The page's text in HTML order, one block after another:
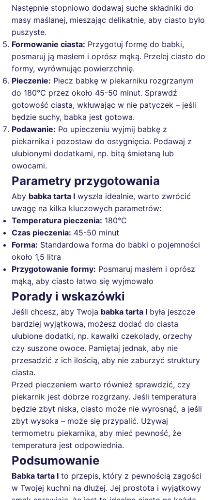
Następnie stopniowo dodawaj suche składniki do
masy maślanej, mieszając delikatnie, aby ciasto było
puszyste.
Formowanie ciasta: Przygotuj formę do babki,
posmaruj ją masłem i oprósz mąką. Przelej ciasto do
formy, wyrównując powierzchnię.
Pieczenie: Piecz babkę w piekarniku rozgrzanym
do 180°C przez około 45-50 minut. Sprawdź
gotowość ciasta, wkłuwając w nie patyczek – jeśli
będzie suchy, babka jest gotowa.
Podawanie: Po upieczeniu wyjmij babkę z
piekarnika i pozostaw do ostygnięcia. Podawaj z
ulubionymi dodatkami, np. bitą śmietaną lub
owocami.
Parametry przygotowania
Aby babka tarta I wyszła idealnie, warto zwrócić
uwagę na kilka kluczowych parametrów:
Temperatura pieczenia: 180°C
Czas pieczenia: 45-50 minut
Forma: Standardowa forma do babki o pojemności
około 1,5 litra
Przygotowanie formy: Posmaruj masłem i oprósz
mąką, aby ciasto łatwo się wyjmowało
Porady i wskazówki
Jeśli chcesz, aby Twoja babka tarta I była jeszcze
bardziej wyjątkowa, możesz dodać do ciasta
ulubione dodatki, np. kawałki czekolady, orzechy
czy suszone owoce. Pamiętaj jednak, aby nie
przesadzić z ich ilością, aby nie zaburzyć struktury
ciasta.
Przed pieczeniem warto również sprawdzić, czy
piekarnik jest dobrze rozgrzany. Jeśli temperatura
będzie zbyt niska, ciasto może nie wyrosnąć, a jeśli
zbyt wysoka – może się przypalić. Używaj
termometru piekarnika, aby mieć pewność, że
temperatura jest odpowiednia.
Podsumowanie
Babka tarta I to przepis, który z pewnością zagości
w Twojej kuchni na dłużej. Jej prostota i wyjątkowy